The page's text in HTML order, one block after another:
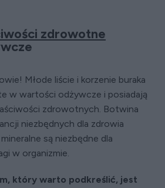
zdrowotne
Młode liście i korzenie buraka
w wartości odżywcze i posiadają
zdrowotnych. Botwina
niezbędnych dla zdrowia
mineralne są niezbędne dla
w organizmie.
który warto podkreślić, jest